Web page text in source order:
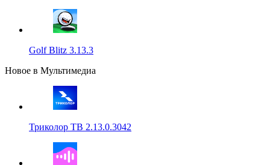
Golf Blitz 3.13.3
Новое в Мультимедиа
Триколор ТВ 2.13.0.3042